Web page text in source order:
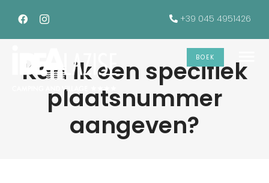
content
+39 045 4951426
De accommodaties
BOEK
Kan ik een specifiek
plaatsnummer
aangeven?